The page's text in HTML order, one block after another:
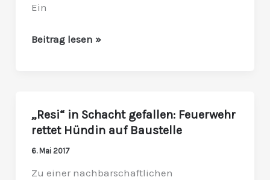
Ein
Beitrag lesen »
„Resi“ in Schacht gefallen: Feuerwehr
rettet Hündin auf Baustelle
6. Mai 2017
Zu einer nachbarschaftlichen
„Resi“
in
Schacht